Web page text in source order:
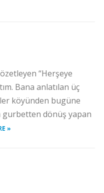
“Herşeye
Bana anlatılan üç
köyünden bugüne
gurbetten dönüş yapan
»